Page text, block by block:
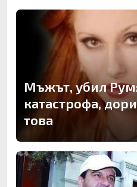
Мъжът, убил
катастрофа,
това